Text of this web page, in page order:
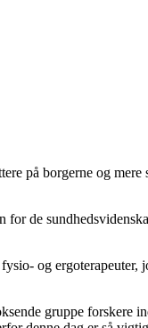
på borgerne og
de
og
gruppe forskere